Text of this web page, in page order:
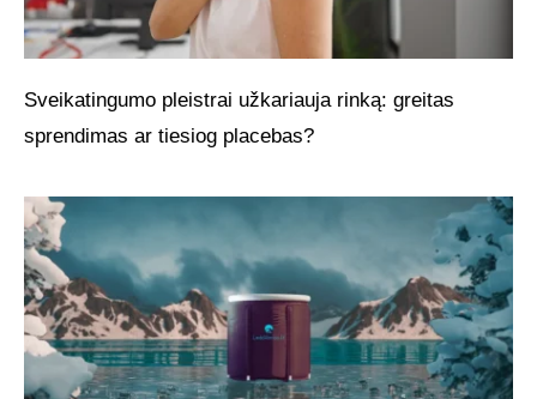
Sveikatingumo pleistrai užkariauja rinką: greitas
sprendimas ar tiesiog placebas?